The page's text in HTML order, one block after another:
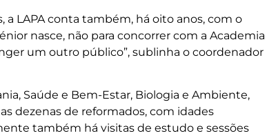
LAPA conta também, há oito anos, com o
nasce, não para concorrer com a Academia
um outro público”, sublinha o coordenador
Saúde e Bem-Estar, Biologia e Ambiente,
dezenas de reformados, com idades
também há visitas de estudo e sessões